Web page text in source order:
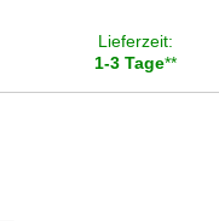
Lieferzeit:
1-3 Tage**